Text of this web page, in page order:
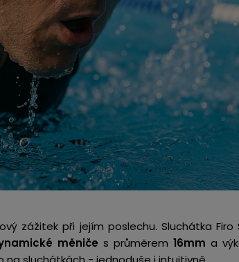
zážitek při jejím poslechu. Sluchátka Firo
měniče s průměrem 16mm a